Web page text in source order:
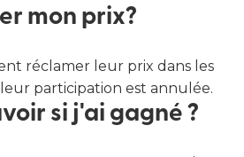
mon prix?
réclamer leur prix dans les
participation est annulée.
si j'ai gagné ?